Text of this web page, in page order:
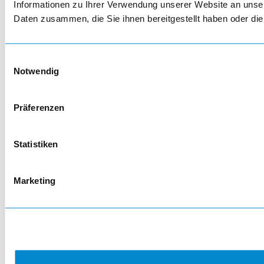
Informationen zu Ihrer Verwendung unserer Website an
Daten zusammen, die Sie ihnen bereitgestellt haben oder
Notwendig
Präferenzen
Statistiken
Marketing